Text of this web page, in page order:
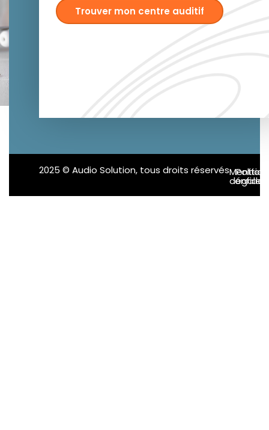
Trouver mon centre auditif
2025 © Audio Solution, tous droits réservés
légales